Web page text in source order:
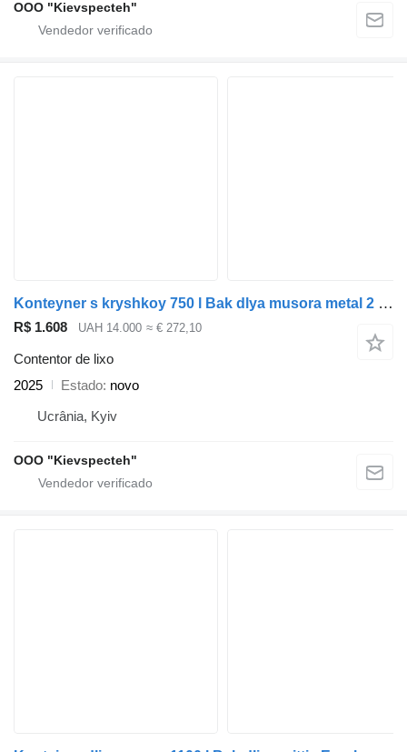
OOO "Kievspecteh"
Konteyner s kryshkoy 750 l Bak dlya musora metal 2 mm
R$ 1.608 UAH 14.000 ≈ € 272,10
Contentor de lixo
2025
Estado novo
Ucrânia, Kyiv
OOO "Kievspecteh"